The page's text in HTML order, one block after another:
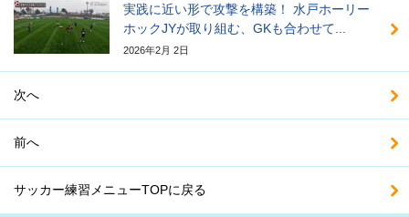
実践に近い形で攻撃を構築！ 水戸ホーリー
ホックJYが取り組む、GKも合わせて...
2026年2月 2日
次へ
前へ
サッカー練習メニューTOPに戻る